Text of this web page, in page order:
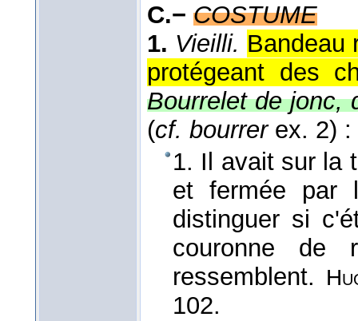
C.− COSTUME
1. Vieilli. Bandeau
protégeant des
Bourrelet de jonc,
(cf. bourrerex. 2) :
1. Il avait sur la
et fermée par
distinguer si
couronne de
ressemblent.
102.